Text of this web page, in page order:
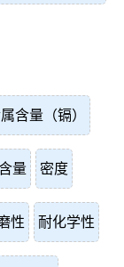
含量（镉）
量 密度
性 耐化学性